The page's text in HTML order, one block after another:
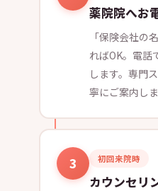
薬院院へお
「保険会社の
ればOK。電話
します。専門
寧にご案内しま
3 初回来院時
カウンセリ